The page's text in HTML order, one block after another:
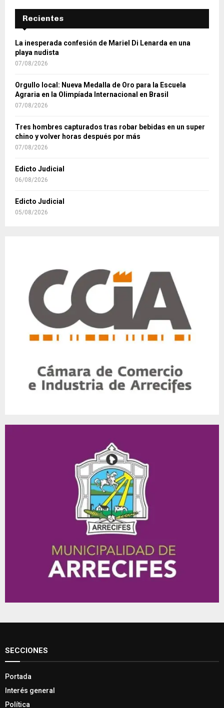
Recientes
La inesperada confesión de Mariel Di Lenarda en una
playa nudista
07/08/2026
Orgullo local: Nueva Medalla de Oro para la Escuela
Agraria en la Olimpíada Internacional en Brasil
07/08/2026
Tres hombres capturados tras robar bebidas en un super
chino y volver horas después por más
07/08/2026
Edicto Judicial
06/08/2026
Edicto Judicial
05/08/2026
SECCIONES
Portada
Interés general
Política